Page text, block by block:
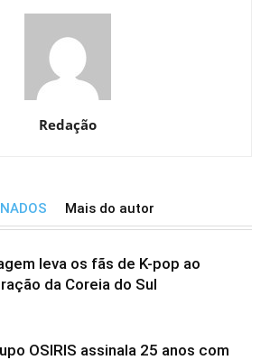
Redação
Mais do autor
leva os fãs de K-pop ao
da Coreia do Sul
OSIRIS assinala 25 anos com